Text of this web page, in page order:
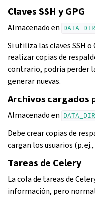
Claves SSH y GPG
Almacenado en DATA_DIR
Si utiliza las claves SSH o
realizar copias de
contrario, podría perder
generar nuevas.
Archivos cargados
Almacenado en DATA_DIR
Debe crear copias de
cargan los usuarios (p. ej.,
Tareas de Celery
La cola de tareas de
información, pero